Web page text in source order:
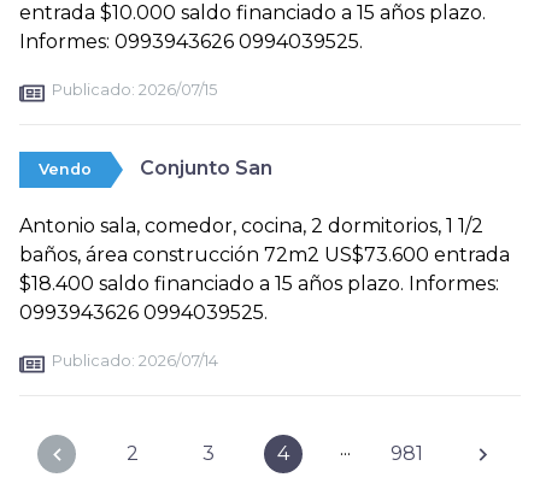
entrada $10.000 saldo financiado a 15 años plazo.
Informes: 0993943626 0994039525.
Publicado: 2026/07/15
Vendo Conjunto San
Antonio sala, comedor, cocina, 2 dormitorios, 1 1/2
baños, área construcción 72m2 US$73.600 entrada
$18.400 saldo financiado a 15 años plazo. Informes:
0993943626 0994039525.
Publicado: 2026/07/14
2 3 4 ... 981